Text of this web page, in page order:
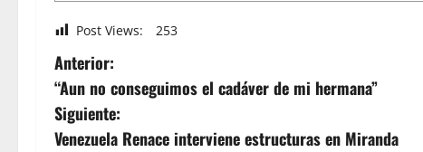
Post Views: 253
Anterior:
“Aun no conseguimos el cadáver de mi hermana”
Siguiente:
Venezuela Renace interviene estructuras en Miranda